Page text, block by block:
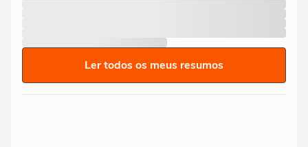
Ler todos os meus resumos